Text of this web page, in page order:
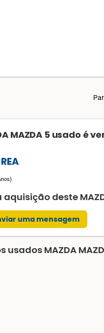
MAZDA 5 usado é
)
deste
uma mensagem
usados MAZDA